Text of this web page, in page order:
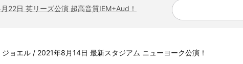
22日 英リーズ公演 超高音質IEM+Aud！
月15日 リスボン公演 FHD 完全収録！
ジョエル / 2021年8月14日 最新スタジアム ニューヨーク公演！